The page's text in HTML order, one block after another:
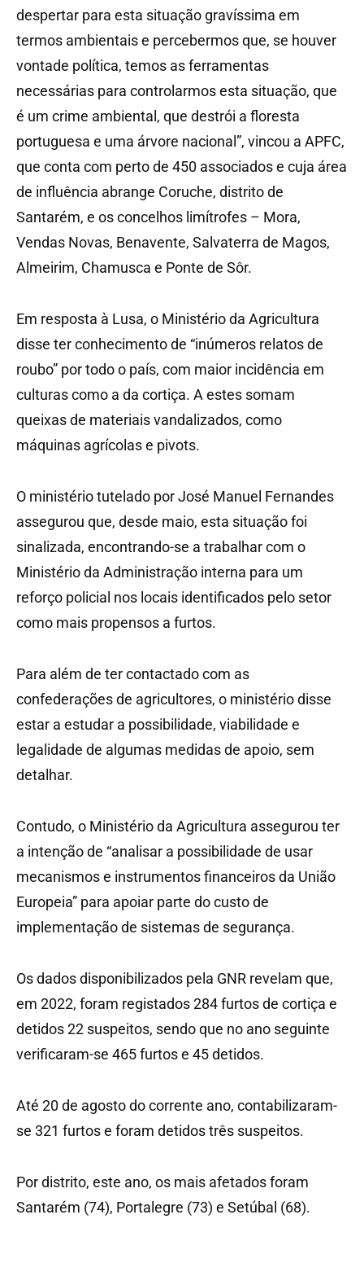
despertar para esta situação gravíssima em
termos ambientais e percebermos que, se houver
vontade política, temos as ferramentas
necessárias para controlarmos esta situação, que
é um crime ambiental, que destrói a floresta
portuguesa e uma árvore nacional”, vincou a APFC,
que conta com perto de 450 associados e cuja área
de influência abrange Coruche, distrito de
Santarém, e os concelhos limítrofes – Mora,
Vendas Novas, Benavente, Salvaterra de Magos,
Almeirim, Chamusca e Ponte de Sôr.
Em resposta à Lusa, o Ministério da Agricultura
disse ter conhecimento de “inúmeros relatos de
roubo” por todo o país, com maior incidência em
culturas como a da cortiça. A estes somam
queixas de materiais vandalizados, como
máquinas agrícolas e pivots.
O ministério tutelado por José Manuel Fernandes
assegurou que, desde maio, esta situação foi
sinalizada, encontrando-se a trabalhar com o
Ministério da Administração interna para um
reforço policial nos locais identificados pelo setor
como mais propensos a furtos.
Para além de ter contactado com as
confederações de agricultores, o ministério disse
estar a estudar a possibilidade, viabilidade e
legalidade de algumas medidas de apoio, sem
detalhar.
Contudo, o Ministério da Agricultura assegurou ter
a intenção de “analisar a possibilidade de usar
mecanismos e instrumentos financeiros da União
Europeia” para apoiar parte do custo de
implementação de sistemas de segurança.
Os dados disponibilizados pela GNR revelam que,
em 2022, foram registados 284 furtos de cortiça e
detidos 22 suspeitos, sendo que no ano seguinte
verificaram-se 465 furtos e 45 detidos.
Até 20 de agosto do corrente ano, contabilizaram-
se 321 furtos e foram detidos três suspeitos.
Por distrito, este ano, os mais afetados foram
Santarém (74), Portalegre (73) e Setúbal (68).